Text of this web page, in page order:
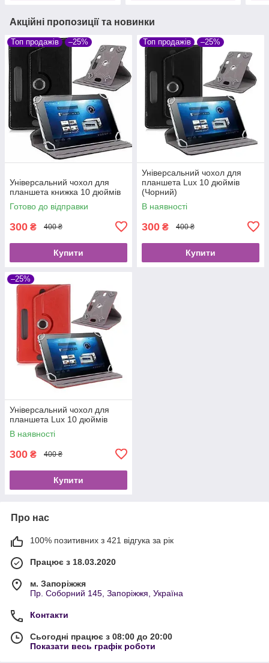
Акційні пропозиції та новинки
Топ продажів –25%
Універсальний чохол для
планшета книжка 10 дюймів
Готово до відправки
300 ₴ 400 ₴
Купити
Топ продажів –25%
Універсальний чохол для
планшета Lux 10 дюймів
(Чорний)
В наявності
300 ₴ 400 ₴
Купити
–25%
Універсальний чохол для
планшета Lux 10 дюймів
В наявності
300 ₴ 400 ₴
Купити
Про нас
100% позитивних з 421 відгука за рік
Працює з 18.03.2020
м. Запоріжжя
Пр. Соборний 145, Запоріжжя, Україна
Контакти
Сьогодні працює з 08:00 до 20:00
Показати весь графік роботи